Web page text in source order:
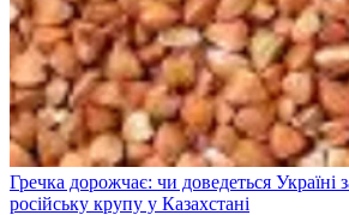
Гречка дорожчає: чи доведеться Україні
російську крупу у Казахстані